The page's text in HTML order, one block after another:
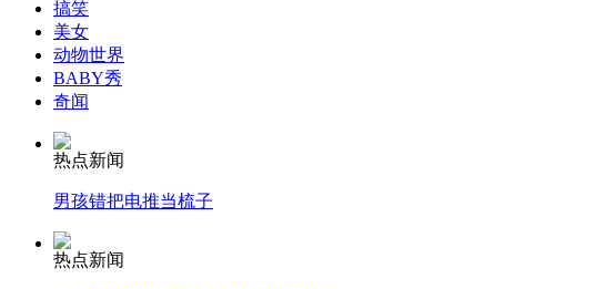
无痛分娩是否安全 医生回应
外交部：反对强权政治霸凌主义
外交部：有关国家言论片面不公正
搞笑
美女
动物世界
BABY秀
奇闻
热点新闻
男孩错把电推当梳子
热点新闻